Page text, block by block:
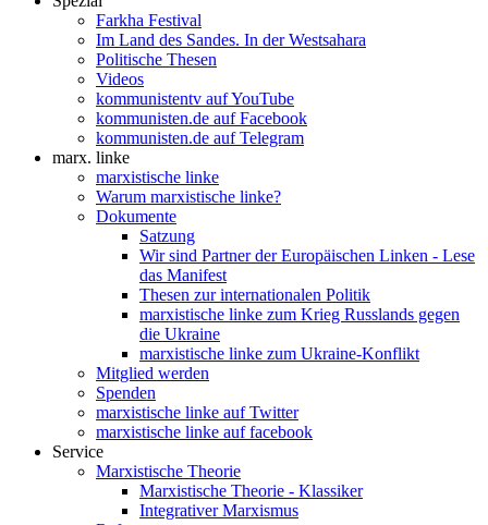
Farkha Festival
Im Land des Sandes. In der Westsahara
Politische Thesen
Videos
kommunistentv auf YouTube
kommunisten.de auf Facebook
kommunisten.de auf Telegram
marx. linke
marxistische linke
Warum marxistische linke?
Dokumente
Satzung
Wir sind Partner der Europäischen Linken - Lese
das Manifest
Thesen zur internationalen Politik
marxistische linke zum Krieg Russlands gegen
die Ukraine
marxistische linke zum Ukraine-Konflikt
Mitglied werden
Spenden
marxistische linke auf Twitter
marxistische linke auf facebook
Service
Marxistische Theorie
Marxistische Theorie - Klassiker
Integrativer Marxismus